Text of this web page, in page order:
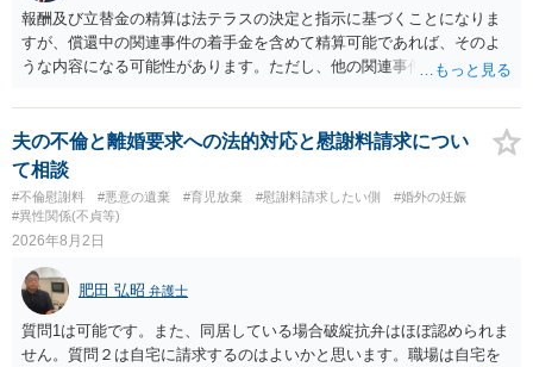
値と夫との関係との均衡のように思います。 ③行政書士に委任をして
いるのであれば，どのような内容の委任なのか不明ですが，その行政
書士との協議になると思います。請求するか，訴訟にするか，その点
の見極めや，相手方は性交類似行為は認めているのか，それさえも否
定しているのかによって，考え方・進め方は変わってくると思いま
す。 ④性交類似行為を認めているにもかかわらず支払を拒否するので
あれば，本人（行政書士でも同じだと思います。）への対応ではあま
り変わらないように思います。減額で折り合えるなら本人様の交渉で
もよいように思いますが，ゼロかどうかの観点であれば，訴訟に進む
しかなくなるようにも思います。そうしますと，お近くの弁護士に相
談して進めることを検討した方がよいようにも思います。
報酬及び立替金の精算は法テラスの決定と指示に基づくことになりま
すが、償還中の関連事件の着手金を含めて精算可能であれば、そのよ
うな内容になる可能性があります。ただし、他の関連事件でも相手方
情によって対応が違いますので、法テラスへお尋ねいただいた方が確
実です。
夫の不倫と離婚要求への法的対応と慰謝料請求につい
て相談
#不倫慰謝料 #悪意の遺棄 #育児放棄 #慰謝料請求したい側
#婚外の妊娠
#異性関係(不貞等)
2026年8月2日
肥田 弘昭 弁護士
質問1は可能です。また、同居している場合破綻抗弁はほぼ認められま
せん。質問２は自宅に請求するのはよいかと思います。職場は自宅を